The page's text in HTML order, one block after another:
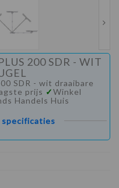
200 SDR - WIT
SDR - wit draaibare
prijs ✓Winkel
Handels Huis